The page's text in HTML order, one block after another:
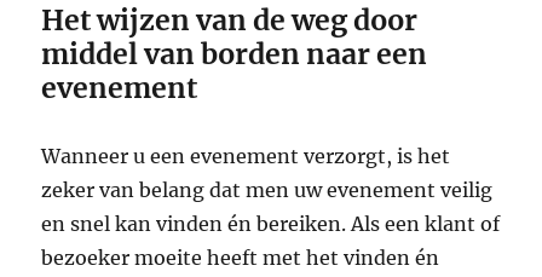
Het wijzen van de weg door
middel van borden naar een
evenement
Wanneer u een evenement verzorgt, is het
zeker van belang dat men uw evenement veilig
en snel kan vinden én bereiken. Als een klant of
bezoeker moeite heeft met het vinden én